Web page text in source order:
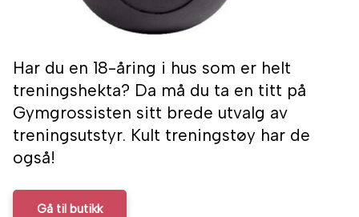
Har du en 18-åring i hus som er helt
treningshekta? Da må du ta en titt på
Gymgrossisten sitt brede utvalg av
treningsutstyr. Kult treningstøy har de
også!
Gå til butikk